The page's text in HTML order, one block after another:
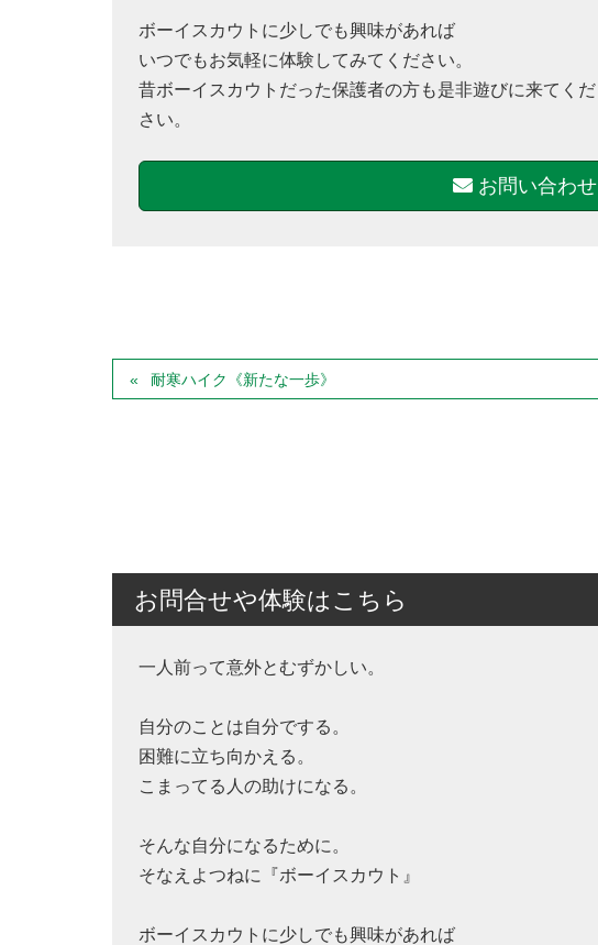
ボーイスカウトに少しでも興味があれば
いつでもお気軽に体験してみてください。
昔ボーイスカウトだった保護者の方も是非遊びに来てくだ
さい。
お問い合わせ
耐寒ハイク《新たな一歩》
お問合せや体験はこちら
一人前って意外とむずかしい。
自分のことは自分でする。
困難に立ち向かえる。
こまってる人の助けになる。
そんな自分になるために。
そなえよつねに『ボーイスカウト』
ボーイスカウトに少しでも興味があれば